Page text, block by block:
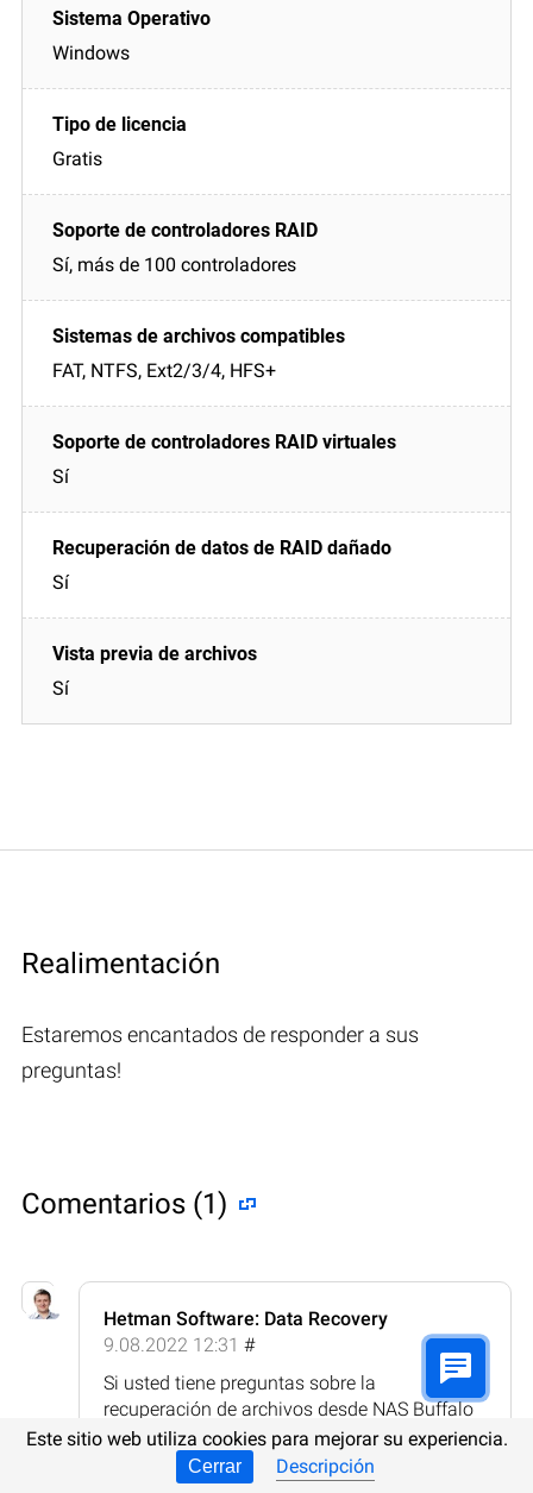
Windows
Gratis
Sí, más de 100 controladores
FAT, NTFS, Ext2/3/4, HFS+
Sí
Sí
Sí
Realimentación
Estaremos encantados de responder a sus
preguntas!
Comentarios (1)
Hetman Software: Data Recovery
9.08.2022 12:31 #
Si usted tiene preguntas sobre la
recuperación de archivos desde NAS Buffalo
TeraStation TS3420DN0804 o discos de otros
fabricantes, después de eliminación o
formateo, ¡hágalas en los comentarios!
Este sitio web utiliza cookies para mejorar su experiencia.
Cerrar Descripción